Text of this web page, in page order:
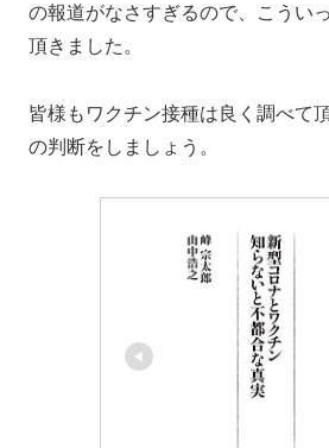
の報道がなさすぎるので、こうい
頂きました。
皆様もワクチン接種は良く調べて
の判断をしましょう。